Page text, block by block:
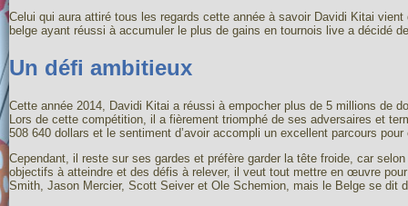
Celui qui aura attiré tous les regards cette année à savoir Davidi Kitai
belge ayant réussi à accumuler le plus de gains en tournois live a décidé
Un défi ambitieux
Cette année 2014, Davidi Kitai a réussi à empocher plus de 5 millions de
Lors de cette compétition, il a fièrement triomphé de ses adversaires et
508 640 dollars et le sentiment d’avoir accompli un excellent parcours
Cependant, il reste sur ses gardes et préfère garder la tête froide, car
objectifs à atteindre et des défis à relever, il veut tout mettre en œuvre
Smith, Jason Mercier, Scott Seiver et Ole Schemion, mais le Belge se dit